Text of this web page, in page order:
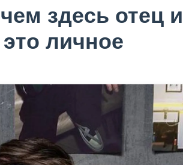
здесь отец и
личное